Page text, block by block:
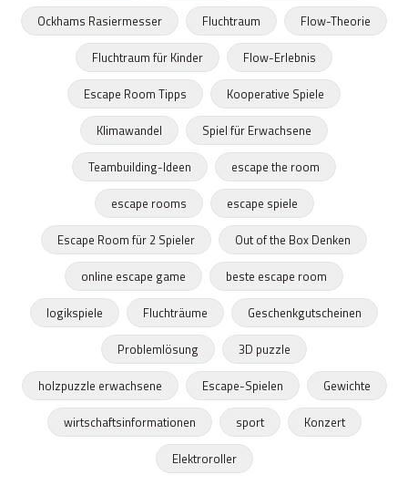
Ockhams Rasiermesser
Fluchtraum
Flow-Theorie
Fluchtraum für Kinder
Flow-Erlebnis
Escape Room Tipps
Kooperative Spiele
Klimawandel
Spiel für Erwachsene
Teambuilding-Ideen
escape the room
escape rooms
escape spiele
Escape Room für 2 Spieler
Out of the Box Denken
online escape game
beste escape room
logikspiele
Fluchträume
Geschenkgutscheinen
Problemlösung
3D puzzle
holzpuzzle erwachsene
Escape-Spielen
Gewichte
wirtschaftsinformationen
sport
Konzert
Elektroroller